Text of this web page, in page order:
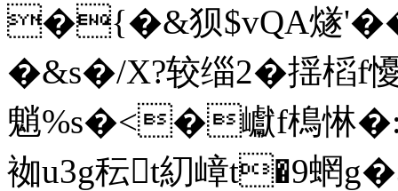
�{�&狈$vQA燧
�&s�/X?较缁2�揺槄f懮
魈%s�<�巘f樢惏
袽u3g秐t糿嶂t�9蝄